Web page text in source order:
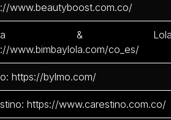
www.beautyboost.com.co/
&
www.bimbaylola.com/co_es/
https://bylmo.com/
https://www.carestino.com.co/